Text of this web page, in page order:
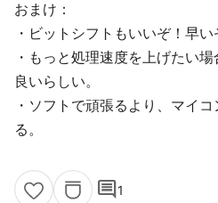
おまけ：
・ビットシフトもいいぞ！早い
・もっと処理速度を上げたい
良いらしい。
・ソフトで頑張るより、マイ
る。
comment1